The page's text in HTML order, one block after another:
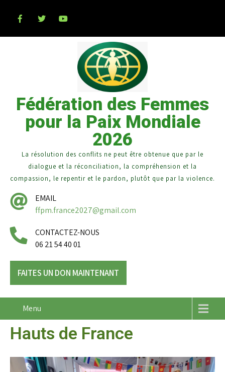
Fédération des Femmes
pour la Paix Mondiale
2026
La résolution des conflits ne peut être obtenue que par le
dialogue et la réconciliation, la compréhension et la
compassion, le repentir et le pardon, plutôt que par la violence.
EMAIL
ffpm.france2027@gmail.com
CONTACTEZ-NOUS
06 21 54 40 01
FAITES UN DON MAINTENANT
Menu
Hauts de France